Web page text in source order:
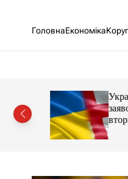
ГоловнаЕкономіка